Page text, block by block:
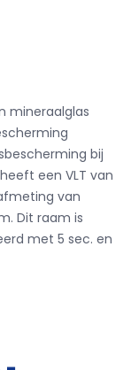
mineraalglas
bij
een VLT van
van
Dit raam is
met 5 sec. en